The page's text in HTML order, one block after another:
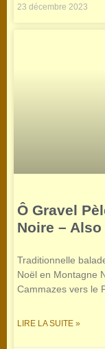
23 décembre 2023
Ô Gravel
Noire –
Traditionnelle
Noël en Montagne
Cammazes vers le
LIRE LA SUITE »